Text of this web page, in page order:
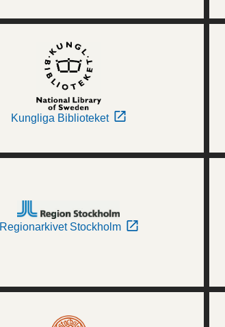
Kungliga Biblioteket
Regionarkivet Stockholm